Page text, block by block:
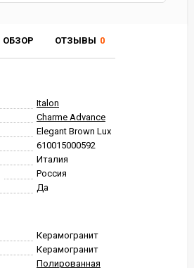
ОБЗОР ОТЗЫВЫ 0
Italon
Charme Advance
Elegant Brown Lux
610015000592
Италия
Россия
Да
Керамогранит
Керамогранит
Полированная